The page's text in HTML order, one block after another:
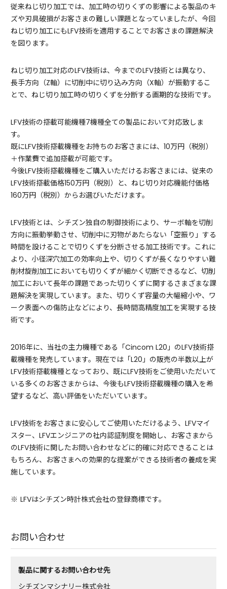
従来ねじ切り加工では、加工時の切りくずの影響による製品のキ
ズや刃具破損がお客さまの難しい課題となっていましたが、今回
ねじ切り加工にもLFV技術を適用することでお客さまの課題解決
を図ります。
ねじ切り加工対応のLFV技術は、今までのLFV技術とは異なり、
長手方向（Z軸）に切削中に切り込み方向（X軸）が振動するこ
とで、ねじ切り加工時の切りくずを分断する画期的な技術です。
LFV技術の搭載可能機種7機種全ての製品において対応致しま
す。
既にLFV技術搭載機種をお持ちのお客さまには、10万円（税別）
＋作業費で追加搭載が可能です。
今後LFV技術搭載機種をご購入いただけるお客さまには、従来の
LFV技術搭載価格150万円（税別）と、ねじ切り対応機能付価格
160万円（税別）からお選びいただけます。
LFV技術とは、シチズン独自の制御技術により、サーボ軸を切削
方向に振動挙動させ、切削中に刃物があたらない「空振り」する
時間を設けることで切りくずを分断させる加工技術です。これに
より、小径深穴加工の効率向上や、切りくずが長くなりやすい難
削材旋削加工においても切りくずが細かく切断できるなど、切削
加工において長年の課題であった切りくずに関するさまざまな課
題解決を実現しています。また、切りくず容量の大幅縮小や、ワ
ーク表面への傷防止などにより、長時間高精度加工を実現する技
術です。
2016年に、当社の主力機種である「Cincom L20」のLFV技術搭
載機種を発売しています。現在では「L20」の販売の半数以上が
LFV技術搭載機種となっており、既にLFV技術をご使用いただいて
いる多くのお客さまからは、今後もLFV技術搭載機種の購入を希
望するなど、高い評価をいただいています。
LFV技術をお客さまに安心してご使用いただけるよう、LFVマイ
スター、LFVエンジニアの社内認証制度を開始し、お客さまから
のLFV技術に関したお問い合わせなどに的確に対応できることは
もちろん、お客さまへの効果的な提案ができる技術者の養成を実
施しています。
※ LFVはシチズン時計株式会社の登録商標です。
お問い合わせ
製品に関するお問い合わせ先
シチズンマシナリー株式会社